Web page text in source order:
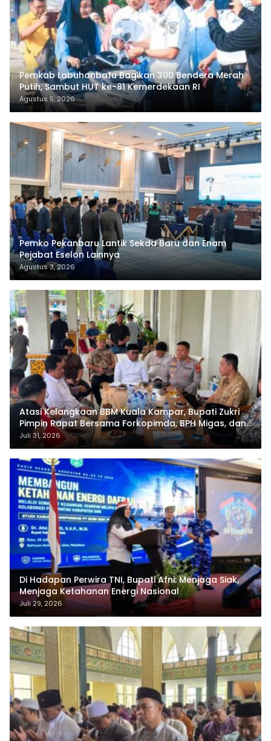
Pemkab Labuhanbatu Bagikan 300 Bendera Merah
Putih, Sambut HUT ke-81 Kemerdekaan RI
Agustus 5, 2026
Pemko Pekanbaru Lantik Sekda Baru dan Enam
Pejabat Eselon Lainnya
Agustus 3, 2026
Atasi Kelangkaan BBM Kuala Kampar, Bupati Zukri
Pimpin Rapat Bersama Forkopimda, BPH Migas, dan
Pertamina
Juli 31, 2026
Di Hadapan Perwira TNI, Bupati Afni: Menjaga Siak,
Menjaga Ketahanan Energi Nasional
Juli 29, 2026